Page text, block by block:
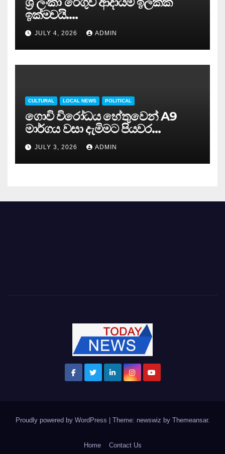
ඉක්මවයි….
JULY 4, 2026 ADMIN
CULTURAL LOCAL NEWS POLITICAL
ගොවි විරෝධය හේතුවෙන් A9
මාර්ගය වසා දැමිමට පියවර…
JULY 3, 2026 ADMIN
Proudly powered by WordPress | Theme: newswiz by Themeansar.
Home Contact Us